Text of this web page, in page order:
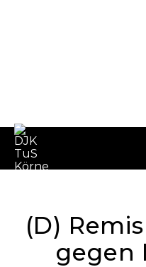
(D)
gegen